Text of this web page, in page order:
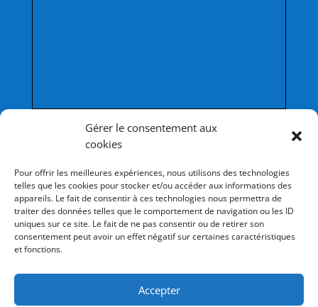
Gérer le consentement aux
cookies
Pour offrir les meilleures expériences, nous utilisons des technologies
telles que les cookies pour stocker et/ou accéder aux informations des
appareils. Le fait de consentir à ces technologies nous permettra de
traiter des données telles que le comportement de navigation ou les ID
uniques sur ce site. Le fait de ne pas consentir ou de retirer son
consentement peut avoir un effet négatif sur certaines caractéristiques
et fonctions.
Accepter
Afficher une carte plus grande
Les collèges du réseau
Collège Saint-Stanislas